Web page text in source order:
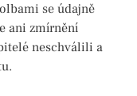
se údajně
ani zmírnění
neschválili a